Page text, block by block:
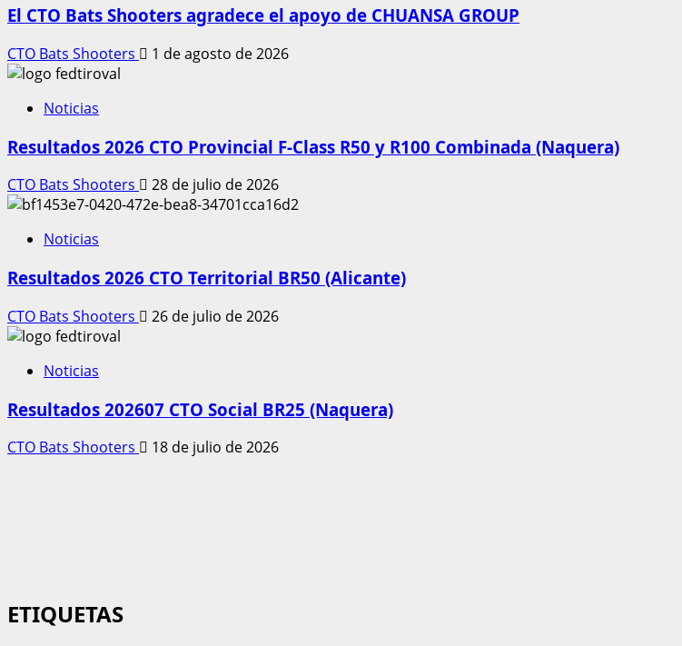
El CTO Bats Shooters agradece el apoyo de CHUANSA GROUP
CTO Bats Shooters 1 de agosto de 2026
Noticias
Resultados 2026 CTO Provincial F-Class R50 y R100 Combinada (Naquera)
CTO Bats Shooters 28 de julio de 2026
Noticias
Resultados 2026 CTO Territorial BR50 (Alicante)
CTO Bats Shooters 26 de julio de 2026
Noticias
Resultados 202607 CTO Social BR25 (Naquera)
CTO Bats Shooters 18 de julio de 2026
ETIQUETAS